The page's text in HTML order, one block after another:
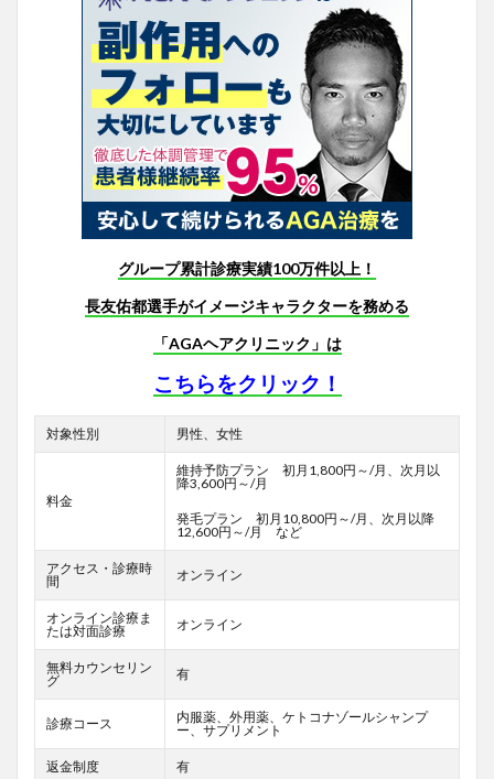
グループ累計診療実績100万件以上！
長友佑都選手がイメージキャラクターを務める
「AGAヘアクリニック」は
こちらをクリック！
対象性別 男性、女性
料金
維持予防プラン 初月1,800円～/月、次月以
降3,600円～/月
発毛プラン 初月10,800円～/月、次月以降
12,600円～/月 など
アクセス・診療時
間
オンライン
オンライン診療ま
たは対面診療
オンライン
無料カウンセリン
グ
有
診療コース
内服薬、外用薬、ケトコナゾールシャンプ
ー、サプリメント
返金制度 有